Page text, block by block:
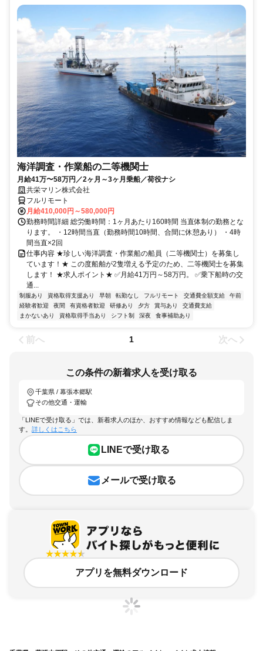
海洋調査・作業船の二等機関士
月給41万〜58万円／2ヶ月～3ヶ月乗船／荷役ナシ
共栄マリン株式会社
フルリモート
月給410,000円～580,000円
勤務時間詳細 総労働時間：1ヶ月あたり160時間 当直体制の勤務とな
ります。 ・12時間当直（勤務時間10時間、合間に休憩あり） ・4時
間当直×2回
仕事内容 ★珍しい海洋調査・作業船の船員（二等機関士）を募集し
ています！★ この度船舶が2隻増える予定のため、二等機関士を募集
します！ ★求人ポイント★ ✅月給41万円～58万円。 ✅乗下船時の交
通...
制服あり 資格取得支援あり 早朝 転勤なし フルリモート 交通費全額支給
午前
経験者歓迎
夜間 有資格者歓迎 研修あり 夕方 賞与あり
交通費支給
まかないあり
資格取得手当あり シフト制 深夜 食事補助あり
前へ 1 次へ
この条件の新着求人を受け取る
千葉県 / 幕張本郷駅
その他交通・運輸
「LINEで受け取る」では、新着求人のほか、おすすめ情報なども配信しま
す。 詳しくはこちら
LINEで受け取る
メールで受け取る
アプリを無料ダウンロード